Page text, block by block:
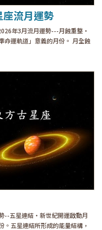
流月運勢
年3月流月運勢---月蝕重整・
命運軌道」意義的月份。 月全蝕
--五星連結・新世紀開運啟動月
五星連結所形成的能量結構，